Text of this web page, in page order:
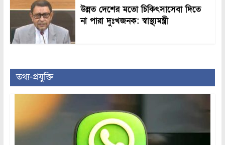
উন্নত দেশের মতো চিকিৎসাসেবা দিতে
না পারা দুঃখজনক: স্বাস্থ্যমন্ত্রী
তথ্য-প্রযুক্তি